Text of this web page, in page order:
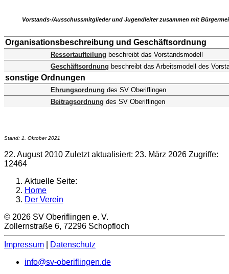
Vorstands-/Ausschussmitglieder und Jugendleiter zusammen mit
Organisationsbeschreibung und Geschäftsordnung
Ressortaufteilung beschreibt das Vorstandsmodell
Geschäftsordnung beschreibt das Arbeitsmodell des
sonstige Ordnungen
Ehrungsordnung des SV Oberiflingen
Beitragsordnung des SV Oberiflingen
Stand: 1. Oktober 2021
22. August 2010 Zuletzt aktualisiert: 23. März 2026 Zugriffe:
12464
Aktuelle Seite:
Home
Der Verein
© 2026 SV Oberiflingen e. V.
Zollernstraße 6, 72296 Schopfloch
Impressum
Datenschutz
info@sv-oberiflingen.de